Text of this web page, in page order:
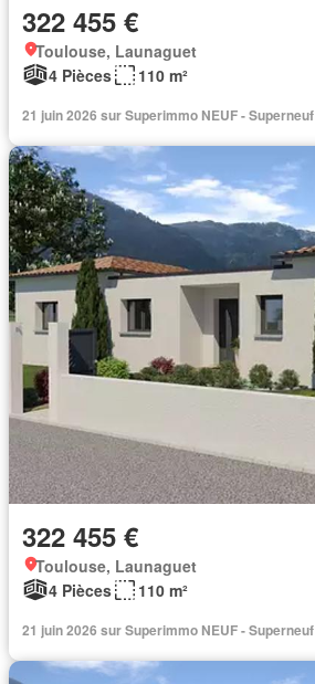
322 455 €
Toulouse, Launaguet
4 Pièces
110 m²
21 juin 2026 sur Superimmo NEUF - Superneuf
322 455 €
Toulouse, Launaguet
4 Pièces
110 m²
21 juin 2026 sur Superimmo NEUF - Superneuf